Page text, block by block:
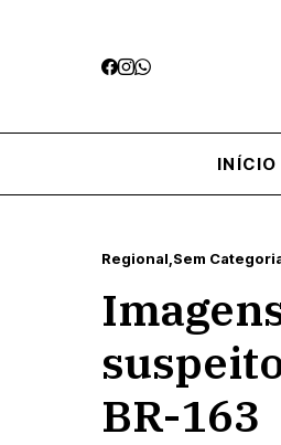
INÍCIO
Regional Sem
BR-163